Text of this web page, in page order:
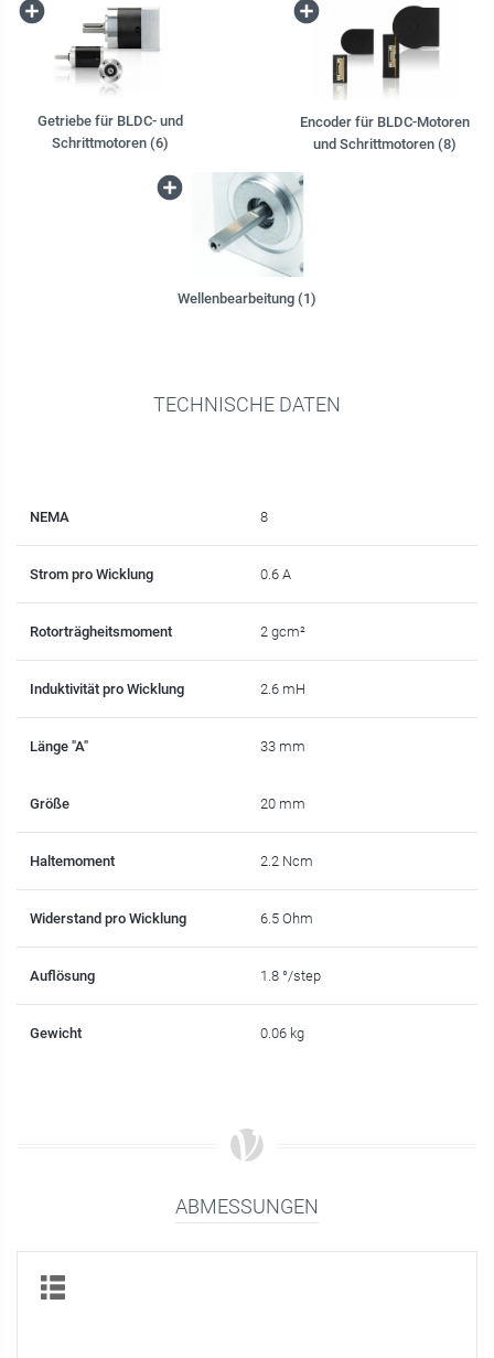
Getriebe für BLDC- und
Schrittmotoren (6)
Encoder für BLDC-Motoren
und Schrittmotoren (8)
Wellenbearbeitung (1)
TECHNISCHE DATEN
NEMA 8
Strom pro Wicklung 0.6 A
Rotorträgheitsmoment 2 gcm²
Induktivität pro Wicklung 2.6 mH
Länge "A" 33 mm
Größe 20 mm
Haltemoment 2.2 Ncm
Widerstand pro Wicklung 6.5 Ohm
Auflösung 1.8 °/step
Gewicht 0.06 kg
ABMESSUNGEN